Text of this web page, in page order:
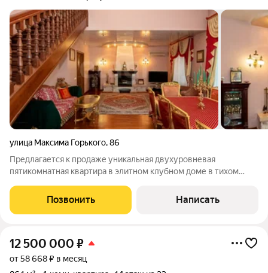
улица Максима Горького,86
Предлагается к продаже уникальная двухуровневая
пятикомнатная квартира в элитном клубном доме в тихом
приватность, статус и атмосфера спокойствия здесь
ощущаются с первых минут. Квартира
Позвонить Написать
12 500 000 ₽
от 58 668 ₽ в месяц